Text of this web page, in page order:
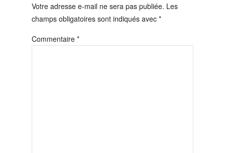
Votre adresse e-mail ne sera pas publiée. Les
champs obligatoires sont indiqués avec *
Commentaire *